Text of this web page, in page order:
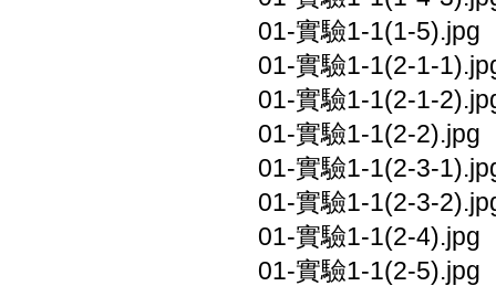
01-實驗1-1(1-5).jpg
01-實驗1-1(2-1-
01-實驗1-1(2-1-
01-實驗1-1(2-2).jpg
01-實驗1-1(2-3-
01-實驗1-1(2-3-
01-實驗1-1(2-4).jpg
01-實驗1-1(2-5).jpg